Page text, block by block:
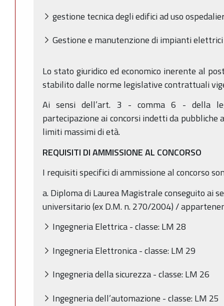
gestione tecnica degli edifici ad uso
Gestione e manutenzione di impianti elettrici
Lo stato giuridico ed economico inerente al
stabilito dalle norme legislative contrattuali
Ai sensi dell’art. 3 - comma 6 - della
partecipazione ai concorsi indetti da
limiti massimi di età.
REQUISITI DI AMMISSIONE AL CONCORSO
I requisiti specifici di ammissione al concorso
a. Diploma di Laurea Magistrale conseguito ai
universitario (ex D.M. n. 270/2004) /
Ingegneria Elettrica - classe: LM 28
Ingegneria Elettronica - classe: LM 29
Ingegneria della sicurezza - classe: LM 26
Ingegneria dell’automazione - classe: LM 25